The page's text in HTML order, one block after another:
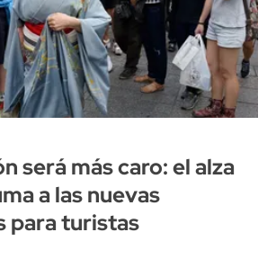
será más caro: el alza
a las nuevas
para turistas